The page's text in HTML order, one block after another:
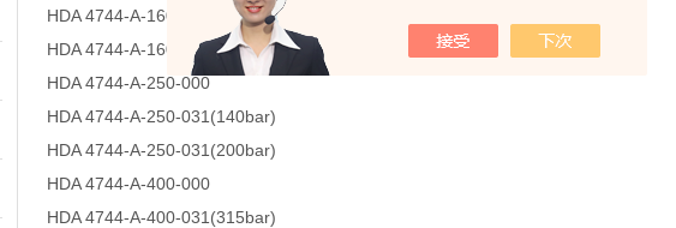
HDA 4744-A-160-000
HDA 4744-A-160-031(140bar)
HDA 4744-A-250-000
HDA 4744-A-250-031(140bar)
HDA 4744-A-250-031(200bar)
HDA 4744-A-400-000
HDA 4744-A-400-031(315bar)